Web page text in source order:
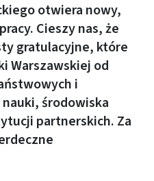
otwiera nowy,
Cieszy nas, że
gratulacyjne, które
Warszawskiej od
i
środowiska
partnerskich. Za